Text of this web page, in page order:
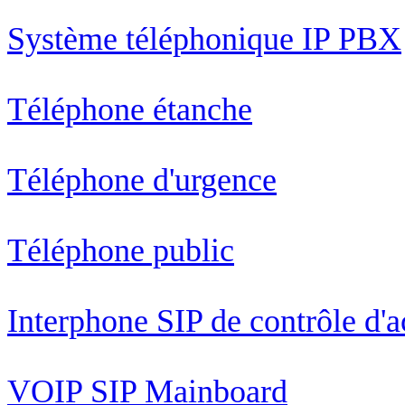
Système téléphonique IP PBX
Téléphone étanche
Téléphone d'urgence
Téléphone public
Interphone SIP de contrôle
VOIP SIP Mainboard